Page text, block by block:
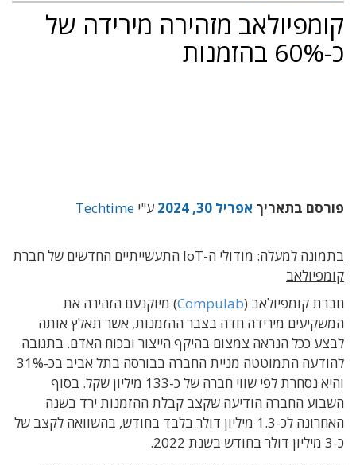
קומפיולאב מזהירה מירידה של
כ-60% בהזמנות
פורסם בתאריך אפריל 30, 2024 ע"י Techtime
בתמונה למעלה: מודולי ה-IoT התעשייתיים החדשים של חברת
קומפיולאב
חברת קומפיולאב (Compulab) מיוקנעם הזהירה את
המשקיעים מירידה חדה בצבר ההזמנות, אשר תאלץ אותה
לבצע ככל הנראה צמצום בהיקף הייצור ובכוח האדם. בתגובה
להודעה התמוטטה מניית החברה בבורסה בתל אביב בכ-31%
והיא נסחרת לפי שווי חברה של כ-133 מיליון שקל. בסוף
השבוע החברה הודיעה שקצב קבלת ההזמנות ירד בשנה
האחרונה לכ-1.3 מיליון דולר בלבד בחודש, בהשוואה לקצב של
כ-3 מיליון דולר בחודש בשנת 2022.